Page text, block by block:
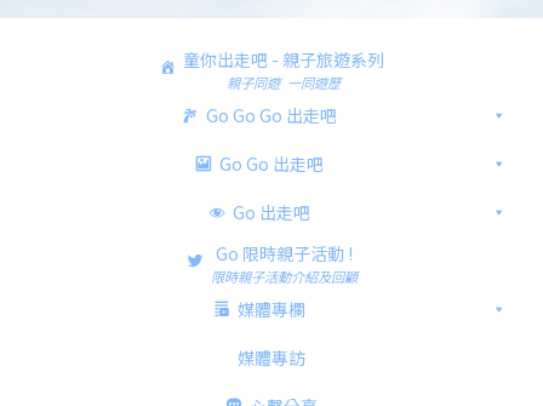
童你出走吧 - 親子旅遊系列
親子同遊 一同遊歷
Go Go Go 出走吧
Go Go 出走吧
Go 出走吧
Go 限時親子活動 !
限時親子活動介紹及回顧
媒體專欄
媒體專訪